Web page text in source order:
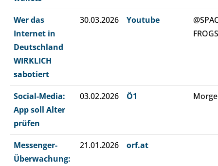
Wer das
Internet in
Deutschland
WIRKLICH
sabotiert
30.03.2026 Youtube
FROGS
Social-Media:
App soll Alter
prüfen
03.02.2026 Ö1
Messenger-
Überwachung:
21.01.2026 orf.at